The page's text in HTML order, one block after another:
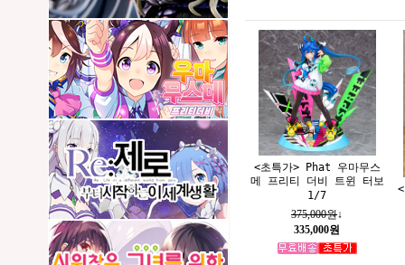
<초특가> Phat 우마무스
메 프리티 더비 트윈 터보
1/7
375,000원↓
335,000원